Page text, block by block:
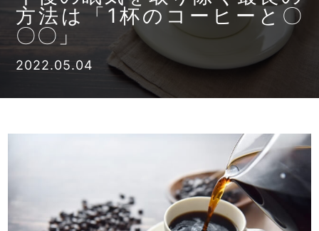
方法は「1杯のコーヒーと〇
〇〇」
2022.05.04